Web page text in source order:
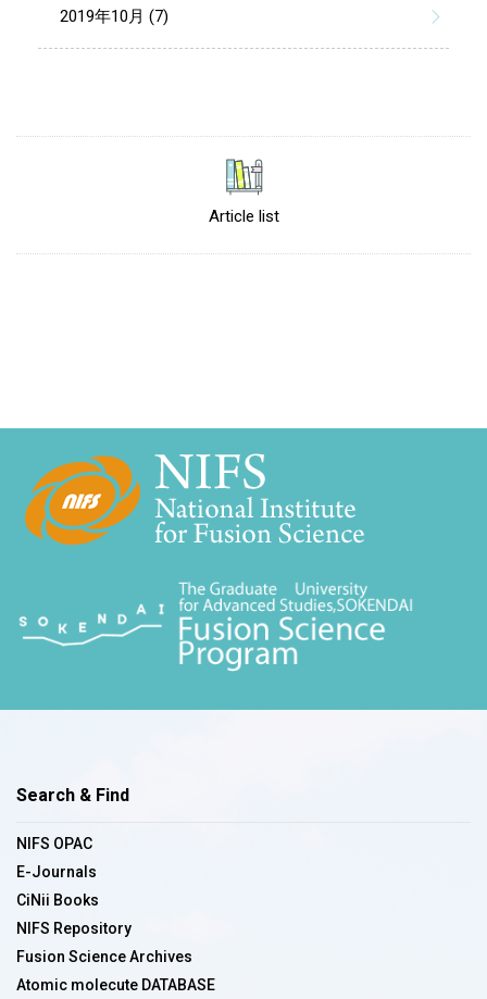
2019年10月 (7)
Article list
Search & Find
NIFS OPAC
E-Journals
CiNii Books
NIFS Repository
Fusion Science Archives
Atomic molecute DATABASE